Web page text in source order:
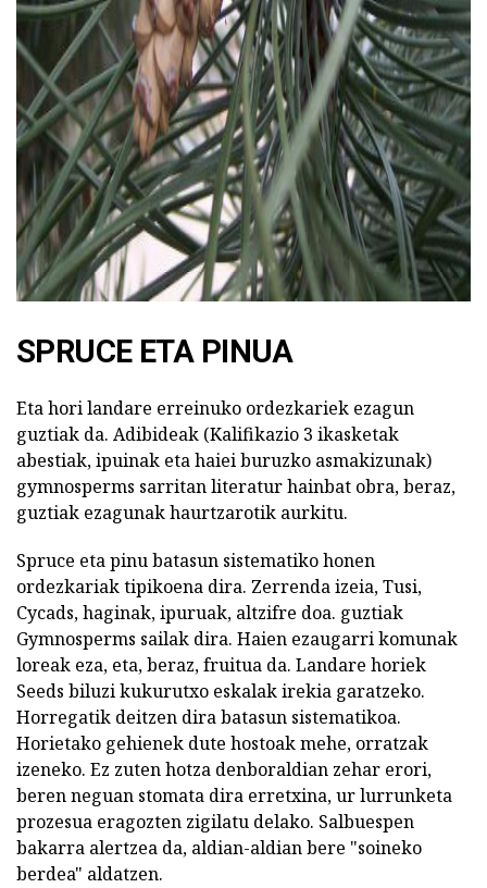
SPRUCE ETA PINUA
Eta hori landare erreinuko ordezkariek ezagun
guztiak da. Adibideak (Kalifikazio 3 ikasketak
abestiak, ipuinak eta haiei buruzko asmakizunak)
gymnosperms sarritan literatur hainbat obra, beraz,
guztiak ezagunak haurtzarotik aurkitu.
Spruce eta pinu batasun sistematiko honen
ordezkariak tipikoena dira. Zerrenda izeia, Tusi,
Cycads, haginak, ipuruak, altzifre doa. guztiak
Gymnosperms sailak dira. Haien ezaugarri komunak
loreak eza, eta, beraz, fruitua da. Landare horiek
Seeds biluzi kukurutxo eskalak irekia garatzeko.
Horregatik deitzen dira batasun sistematikoa.
Horietako gehienek dute hostoak mehe, orratzak
izeneko. Ez zuten hotza denboraldian zehar erori,
beren neguan stomata dira erretxina, ur lurrunketa
prozesua eragozten zigilatu delako. Salbuespen
bakarra alertzea da, aldian-aldian bere "soineko
berdea" aldatzen.